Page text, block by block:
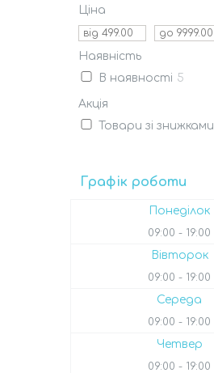
Ціна
Наявність
В наявності 5
Акція
Товари зі знижками
Графік роботи
Понеділок
09:00 19:00
Вівторок
09:00 19:00
Середа
09:00 19:00
Четвер
09:00 19:00